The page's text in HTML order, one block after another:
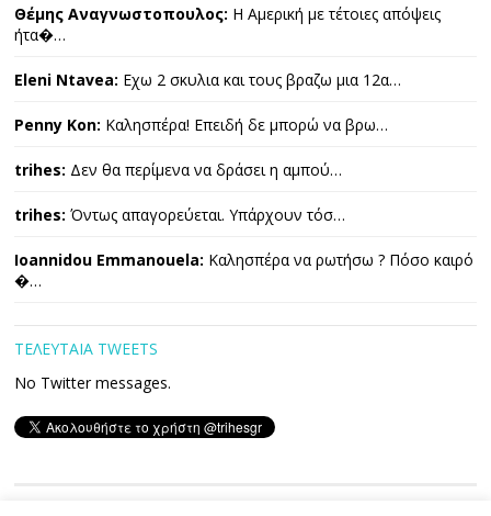
Θέμης Αναγνωστοπουλος: Η Αμερική με τέτοιες απόψεις
ήτα�…
Eleni Ntavea: Εχω 2 σκυλια και τους βραζω μια 12α…
Penny Kon: Καλησπέρα! Επειδή δε μπορώ να βρω…
trihes: Δεν θα περίμενα να δράσει η αμπού…
trihes: Όντως απαγορεύεται. Υπάρχουν τόσ…
Ioannidou Emmanouela: Καλησπέρα να ρωτήσω ? Πόσο καιρό
�…
ΤΕΛΕΥΤΑΙΑ TWEETS
No Twitter messages.